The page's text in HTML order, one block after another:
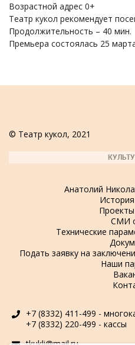
Возрастной адрес 0+
Театр кукол рекомендует
Продолжительность – 40 мин.
Премьера состоялась 25
© Театр кукол, 2021
+7 (8332) 411-499 -
+7 (8332) 220-499 - кассы
Анатолий
СМИ
Технические
Подать заявку на
Наши